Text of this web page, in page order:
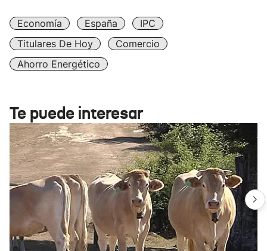
Economía España
IPC
Titulares De Hoy
Comercio
Ahorro Energético
Te puede interesar